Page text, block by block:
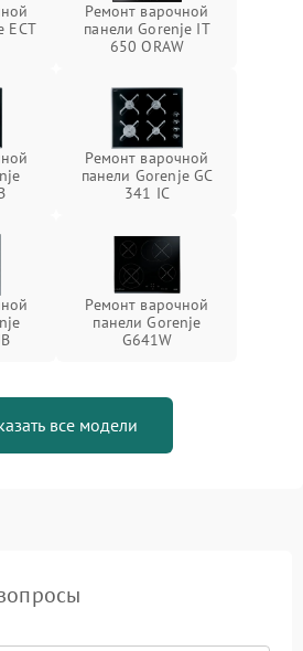
ECT
Ремонт варочной
панели Gorenje IT
650 ORAW
Ремонт варочной
панели Gorenje GC
341 IC
Ремонт варочной
панели Gorenje
G641W
все модели